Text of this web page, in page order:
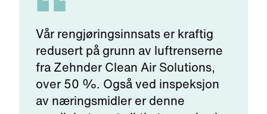
Vår rengjøringsinnsats er kraftig
redusert på grunn av luftrenserne
fra Zehnder Clean Air Solutions,
over 50 %. Også ved inspeksjon
av næringsmidler er denne